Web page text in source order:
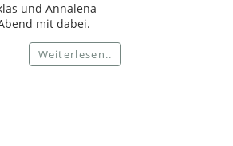
und Annalena
mit dabei.
Weiterlesen..